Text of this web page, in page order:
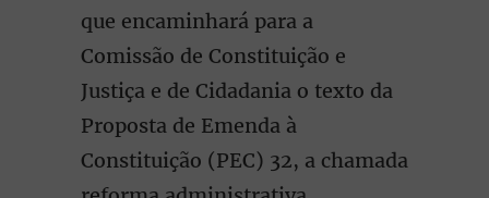
que encaminhará para a
Comissão de Constituição e
Justiça e de Cidadania o texto da
Proposta de Emenda à
Constituição (PEC) 32, a chamada